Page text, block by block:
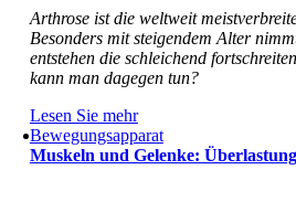
Arthrose ist die weltweit
Besonders mit steigendem Alter
entstehen die schleichend
kann man dagegen tun?
Lesen Sie mehr
Bewegungsapparat
Muskeln und Gelenke: